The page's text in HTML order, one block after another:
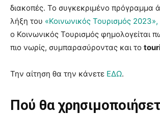
διακοπές. Το συγκεκριμένο πρόγραμμα
λήξη του «Κοινωνικός Τουρισμός 2023»,
ο Κοινωνικός Τουρισμός φημολογείται
πιο νωρίς, συμπαρασύροντας και το
Την αίτηση θα την κάνετε ΕΔΩ.
Πού θα